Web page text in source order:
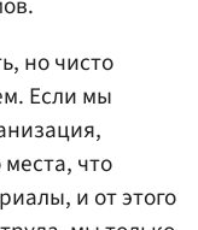
но чисто
Если мы
что
и от этого